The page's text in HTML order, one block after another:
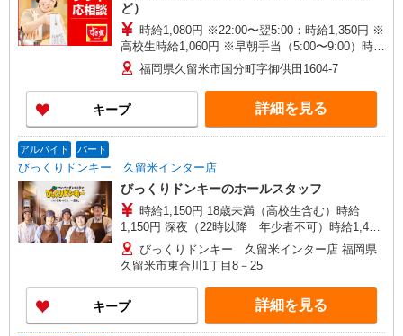
ど）
時給1,080円 ※22:00〜翌5:00：時給1,350円 ※
高校生時給1,060円 ※早朝手当（5:00〜9:00）時給
＋150円
福岡県久留米市国分町字御供田1604-7
キープ 詳細を見る
アルバイト パート
びっくりドンキー 久留米インター店
びっくりドンキーのホールスタッフ
時給1,150円 18歳未満（高校生含む）時給
1,150円 深夜（22時以降 年少者不可）時給1,438
円 ☆土日祝日手当：時給＋100円 ☆12月31日〜1
月3日まで年末年始手当有（時給アップ）
びっくりドンキー 久留米インター店 福岡県
久留米市東合川1丁目8－25
キープ 詳細を見る